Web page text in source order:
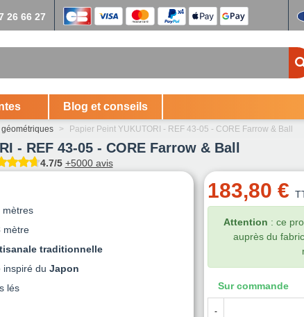
26 66 27
Blog et conseils
géométriques > Papier Peint YUKUTORI - REF 43-05 - CORE Farrow & Ball
- REF 43-05 - CORE Farrow & Ball
4.7/5 +5000 avis
mètres
mètre
traditionnelle
inspiré du Japon
lés
183,80 €
Attention : ce
auprès du
Sur commande
-